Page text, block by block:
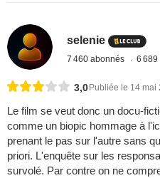
selenie
7 460 abonnés 6
3,0 Publiée le 14 mai
Le film se veut donc un docu-
comme un biopic hommage à
prenant le pas sur l'autre sans
priori. L'enquête sur les
survolé. Par contre on ne